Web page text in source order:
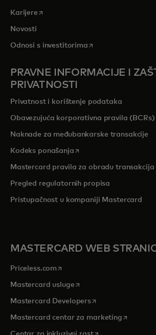
Karijereopens in a new tab
Novosti
Odnosi s investitorimaopens in a new tab
PRAVNE INFORMACIJE I
PRIVATNOSTI
Privatnost i korištenje podataka
Obavezujuća korporativna pravila (BCRs)
Naknade za međubankarske transakcije
Kodeks ponašanjaopens in a new tab
Mastercard pravila za obradu transakcija
Pregled regulatornih propisa
Pristupačnost u kompaniji Mastercard
MASTERCARD WEB
Priceless.com opens in a new tab
Mastercard uslugeopens in a new tab
Mastercard Developersopens in a new tab
Mastercard centar za marketingopens in
opens in a new tab